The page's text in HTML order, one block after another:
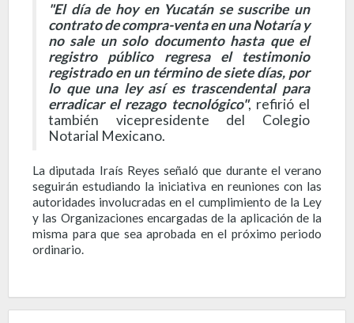
"El día de hoy en Yucatán se suscribe un
contrato de compra-venta en una Notaría y
no sale un solo documento hasta que el
registro público regresa el testimonio
registrado en un término de siete días, por
lo que una ley así es trascendental para
erradicar el rezago tecnológico", refirió el
también vicepresidente del Colegio
Notarial Mexicano.
La diputada Iraís Reyes señaló que durante el verano
seguirán estudiando la iniciativa en reuniones con las
autoridades involucradas en el cumplimiento de la Ley
y las Organizaciones encargadas de la aplicación de la
misma para que sea aprobada en el próximo periodo
ordinario.